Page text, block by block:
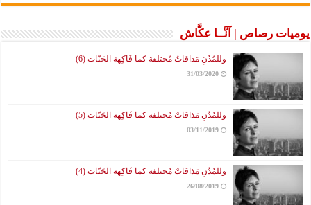
يوميات رصاص | آنَّــا عكَّاش
وللمُدُنِ مَذاقاتٌ مُختلفة كما فَاكِهة الجَنّات (6)
31/03/2020
وللمُدُنِ مَذاقاتٌ مُختلفة كما فَاكِهة الجَنّات (5)
03/11/2019
وللمُدُنِ مَذاقاتٌ مُختلفة كما فَاكِهة الجَنّات (4)
26/08/2019